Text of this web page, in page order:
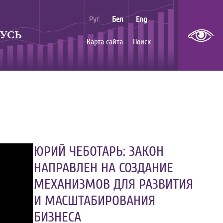
Рус Бел Eng
Карта сайта Поиск
ЮРИЙ ЧЕБОТАРЬ: ЗАКОН
НАПРАВЛЕН НА СОЗДАНИЕ
МЕХАНИЗМОВ ДЛЯ РАЗВИТИЯ
И МАСШТАБИРОВАНИЯ
БИЗНЕСА